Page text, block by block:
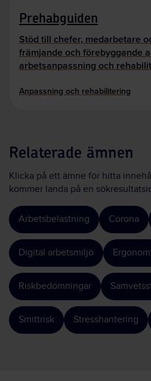
Prehabguiden
Stöd till chefer, medarbetare
främjande och förebyggande
arbetsanpassning och
Anpassning och rehabilitering
Relaterade ämnen
Klicka på ett ämne för hitta
kommer landa på en
Arbetsbelastning Corona
Digital arbetsmiljö
Riskbedömningar
Smittrisk Stresshantering